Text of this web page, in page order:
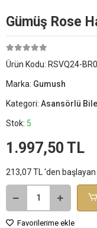
Gümüş Rose
Ürün Kodu: RSVQ24-
Marka: Gumush
Kategori: Asansörlü
Stok: 5
1.997,50 TL
213,07 TL 'den
Favorilerime ekle